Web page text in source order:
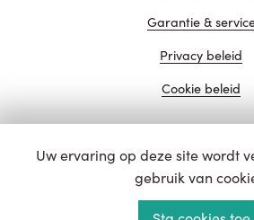
Garantie &
Privacy beleid
Cookie beleid
website door
Uw ervaring op deze site wordt
gebruik van